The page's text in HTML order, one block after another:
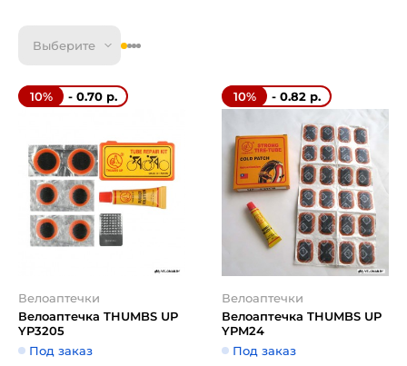
Выберите
10% - 0.70 р.
Велоаптечки
Велоаптечка THUMBS UP
YP3205
Под заказ
10% - 0.82 р.
Велоаптечки
Велоаптечка THUMBS UP
YPM24
Под заказ